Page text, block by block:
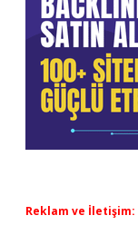
Reklam ve İletişim: